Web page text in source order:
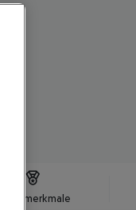
Hotelmerkmale